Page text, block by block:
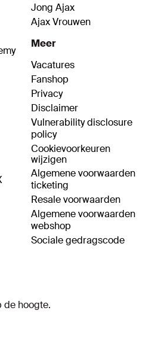
Jong Ajax
Ajax Vrouwen
Meer
Vacatures
Fanshop
Privacy
Disclaimer
Vulnerability disclosure
policy
Cookievoorkeuren
wijzigen
Algemene voorwaarden
ticketing
Resale voorwaarden
Algemene voorwaarden
webshop
Sociale gedragscode
de hoogte.